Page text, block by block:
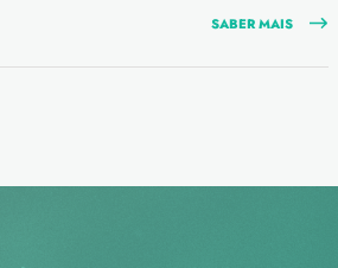
SABER MAIS